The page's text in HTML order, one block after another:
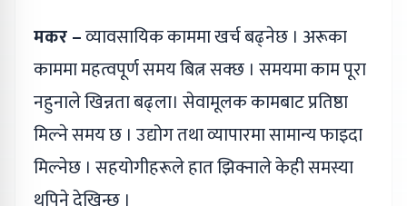
मकर –व्यावसायिक काममा खर्च बढ्नेछ । अरूका
काममा महत्वपूर्ण समय बित्न सक्छ । समयमा काम पूरा
नहुनाले खिन्नता बढ्ला। सेवामूलक कामबाट प्रतिष्ठा
मिल्ने समय छ । उद्योग तथा व्यापारमा सामान्य फाइदा
मिल्नेछ । सहयोगीहरूले हात झिक्नाले केही समस्या